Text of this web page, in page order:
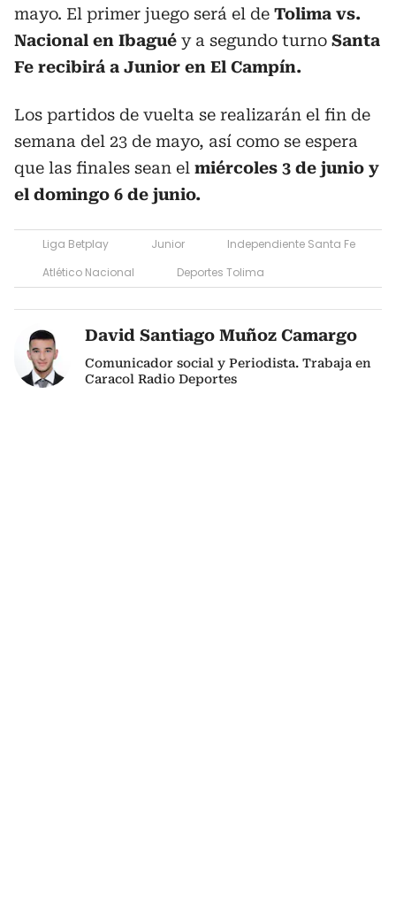
mayo. El primer juego será el de Tolima vs.
Nacional en Ibagué y a segundo turno Santa
Fe recibirá a Junior en El Campín.
Los partidos de vuelta se realizarán el fin de
semana del 23 de mayo, así como se espera
que las finales sean el miércoles 3 de junio y
el domingo 6 de junio.
Liga Betplay Junior
Independiente Santa Fe
Atlético Nacional
Deportes Tolima
David Santiago Muñoz Camargo
Comunicador social y Periodista. Trabaja en
Caracol Radio Deportes